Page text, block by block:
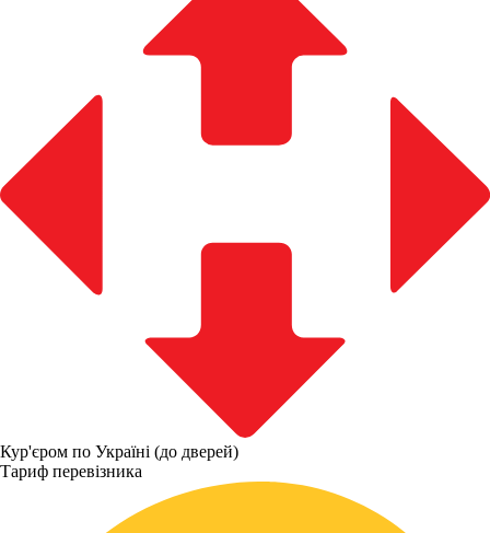
Кур'єром по Україні (до дверей)
Тариф перевізника